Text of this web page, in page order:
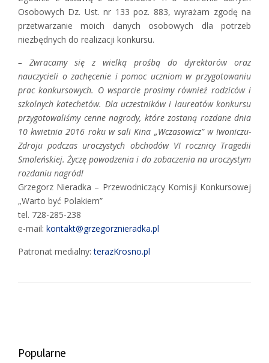
Osobowych Dz. Ust. nr 133 poz. 883, wyrażam zgodę na
przetwarzanie moich danych osobowych dla potrzeb
niezbędnych do realizacji konkursu.
– Zwracamy się z wielką prośbą do dyrektorów oraz
nauczycieli o zachęcenie i pomoc uczniom w przygotowaniu
prac konkursowych. O wsparcie prosimy również rodziców i
szkolnych katechetów. Dla uczestników i laureatów konkursu
przygotowaliśmy cenne nagrody, które zostaną rozdane dnia
10 kwietnia 2016 roku w sali Kina „Wczasowicz” w Iwoniczu-
Zdroju podczas uroczystych obchodów VI rocznicy Tragedii
Smoleńskiej. Życzę powodzenia i do zobaczenia na uroczystym
rozdaniu nagród!
Grzegorz Nieradka – Przewodniczący Komisji Konkursowej
„Warto być Polakiem”
tel. 728-285-238
e-mail: kontakt@grzegorznieradka.pl
Patronat medialny:terazKrosno.pl
Popularne